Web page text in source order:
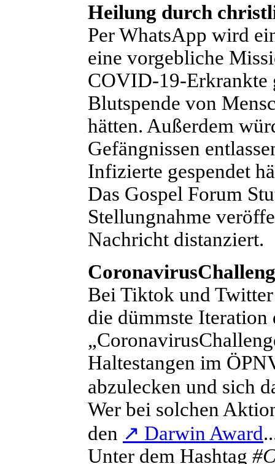
Heilung durch
Per WhatsApp wird
eine vorgebliche
COVID-19-Erkrankte
Blutspende von
hätten. Außerdem
Gefängnissen
Infizierte gespendet
Das Gospel Forum
Stellungnahme
Nachricht distanziert.
Bei Tiktok und
die dümmste Iteration
Haltestangen im
abzulecken und sich
Wer bei solchen
den ↗ Darwin Award
Unter dem Hashtag